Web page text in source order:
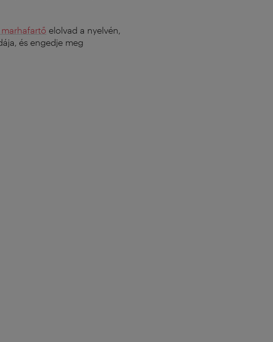
elolvad a nyelvén,
és engedje meg